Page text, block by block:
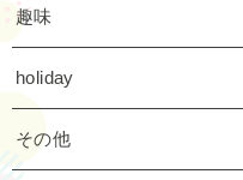
趣味
holiday
その他